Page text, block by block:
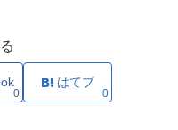
0
はてブ
0